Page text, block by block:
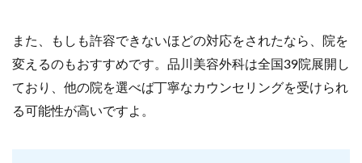
また、もしも許容できないほどの対応をされたなら、院を
変えるのもおすすめです。品川美容外科は全国39院展開し
ており、他の院を選べば丁寧なカウンセリングを受けられ
る可能性が高いですよ。